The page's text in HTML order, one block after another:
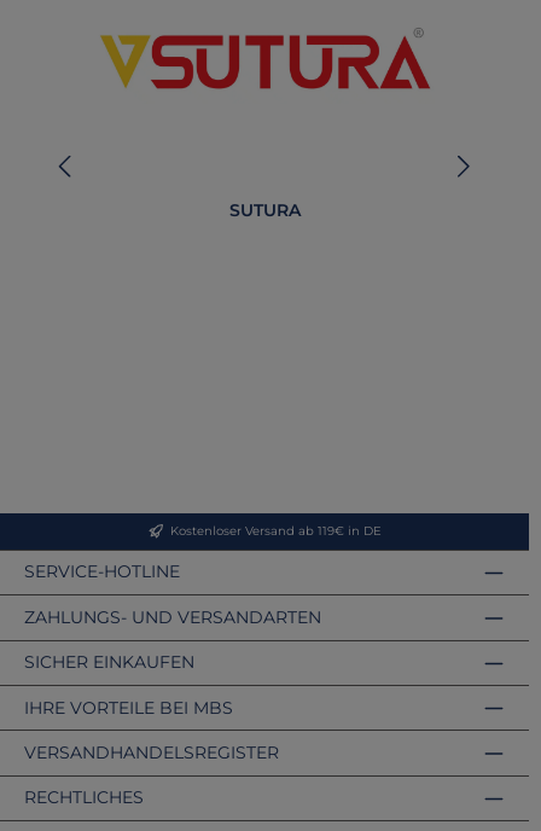
SUTURA
Kostenloser Versand ab 119€ in DE
SERVICE-HOTLINE
ZAHLUNGS- UND VERSANDARTEN
VERSANDHANDELSREGISTER
SICHER EINKAUFEN
IHRE VORTEILE BEI MBS
RECHTLICHES